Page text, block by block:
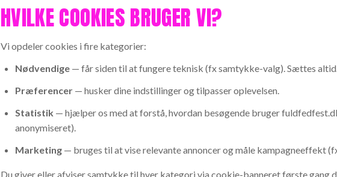
HVILKE COOKIES BRUGER VI?
Vi opdeler cookies i fire kategorier:
Nødvendige — får siden til at fungere teknisk (fx samtykke-valg). Sættes
Præferencer — husker dine indstillinger og tilpasser oplevelsen.
Statistik — hjælper os med at forstå, hvordan besøgende bruger
anonymiseret).
Marketing — bruges til at vise relevante annoncer og måle kampagneeffekt
Du giver eller afviser samtykke til hver kategori via cookie-banneret første gang